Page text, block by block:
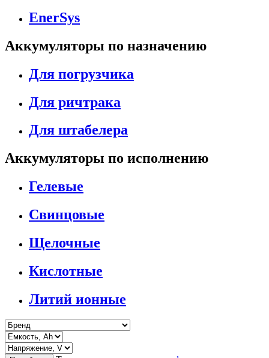
EnerSys
Аккумуляторы по назначению
Для погрузчика
Для ричтрака
Для штабелера
Аккумуляторы по исполнению
Гелевые
Свинцовые
Щелочные
Кислотные
Литий ионные